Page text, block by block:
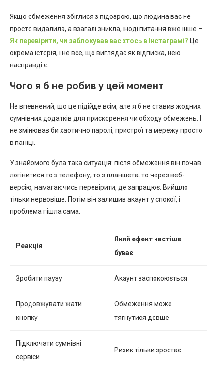
Якщо обмеження збіглися з підозрою, що людина вас не
просто видалила, а взагалі зникла, іноді питання вже інше –
Як перевірити, чи заблокував вас хтось в Інстаграмі? Це
окрема історія, і не все, що виглядає як відписка, нею
насправді є.
Чого я б не робив у цей момент
Не впевнений, що це підійде всім, але я б не ставив жодних
сумнівних додатків для прискорення чи обходу обмежень. І
не змінював би хаотично паролі, пристрої та мережу просто
в паніці.
У знайомого була така ситуація: після обмеження він почав
логінитися то з телефону, то з планшета, то через веб-
версію, намагаючись перевірити, де запрацює. Вийшло
тільки нервовіше. Потім він залишив акаунт у спокої, і
проблема пішла сама.
Реакція
Який ефект частіше
буває
Зробити паузу Акаунт заспокоюється
Продовжувати жати
кнопку
Обмеження може
тягнутися довше
Підключати сумнівні
сервіси
Ризик тільки зростає